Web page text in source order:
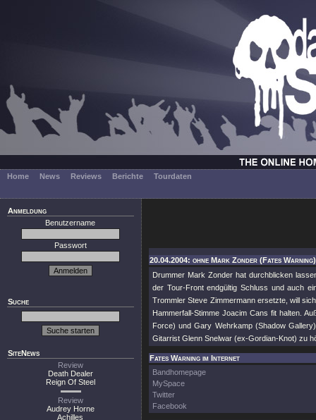
Home News Reviews Berichte Tourdaten
Anmeldung
Benutzername
Passwort
Suche
SiteNews
Review
Death Dealer
Reign Of Steel
Review
Audrey Horne
Achilles
20.04.2004: ohne Mark Zonder (Fates Warning)
Drummer Mark Zonder hat durchblicken
der Tour-Front endgültig Schluss und auch
Trommler Steve Zimmermann ersetzte, will
Hammerfall-Stimme Joacim Cans fit halten.
Force) und Gary Wehrkamp (Shadow
Gitarrist Glenn Snelwar (ex-Gordian-Knot) zu
Fates Warning im Internet
Bandhomepage
MySpace
Twitter
Facebook